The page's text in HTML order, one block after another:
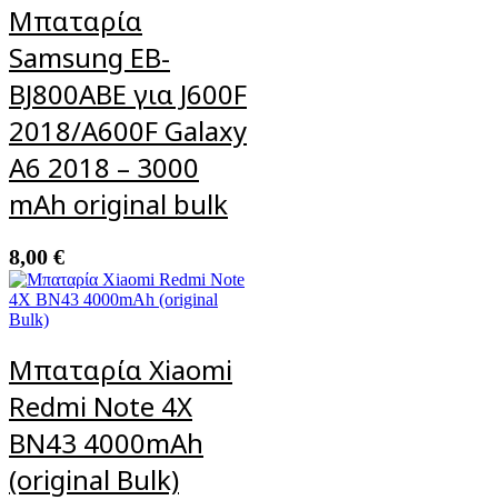
Μπαταρία
Samsung EB-
BJ800ABE για J600F
2018/A600F Galaxy
A6 2018 – 3000
mAh original bulk
8,00 €
Μπαταρία Xiaomi
Redmi Note 4X
BN43 4000mAh
(original Bulk)